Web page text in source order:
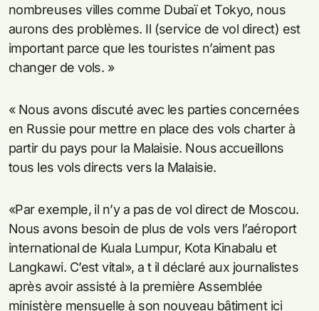
nombreuses villes comme Dubaï et Tokyo, nous
aurons des problèmes. Il (service de vol direct) est
important parce que les touristes n’aiment pas
changer de vols. »
« Nous avons discuté avec les parties concernées
en Russie pour mettre en place des vols charter à
partir du pays pour la Malaisie. Nous accueillons
tous les vols directs vers la Malaisie.
«Par exemple, il n’y a pas de vol direct de Moscou.
Nous avons besoin de plus de vols vers l’aéroport
international de Kuala Lumpur, Kota Kinabalu et
Langkawi. C’est vital», a t il déclaré aux journalistes
après avoir assisté à la première Assemblée
ministère mensuelle à son nouveau bâtiment ici